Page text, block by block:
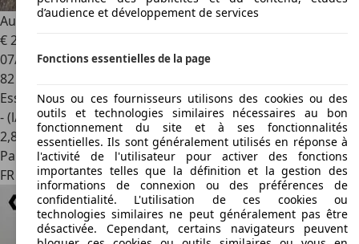
Audi A53.0 TFSI S Line
€ 20 900
07/2012
82 000 km
Essence
- (l/100 km)
2,8
Particulier
FR 85100Les Sables-d'olonne
d’audience et développement de services
Fonctions essentielles de la page
Nous ou ces fournisseurs utilisons des cookies ou des
outils et technologies similaires nécessaires au bon
fonctionnement du site et à ses fonctionnalités
essentielles. Ils sont généralement utilisés en réponse à
l'activité de l'utilisateur pour activer des fonctions
importantes telles que la définition et la gestion des
informations de connexion ou des préférences de
confidentialité. L'utilisation de ces cookies ou
technologies similaires ne peut généralement pas être
désactivée. Cependant, certains navigateurs peuvent